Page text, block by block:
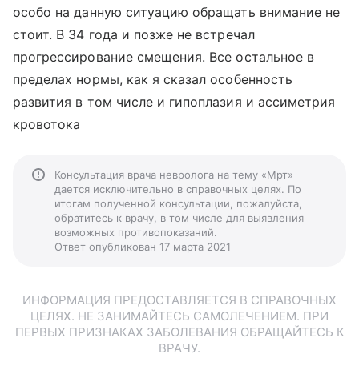
особо на данную ситуацию обращать внимание не
стоит. В 34 года и позже не встречал
прогрессирование смещения. Все остальное в
пределах нормы, как я сказал особенность
развития в том числе и гипоплазия и ассиметрия
кровотока
Консультация врача невролога на тему «Мрт»
дается исключительно в справочных целях. По
итогам полученной консультации, пожалуйста,
обратитесь к врачу, в том числе для выявления
возможных противопоказаний.
Ответ опубликован 17 марта 2021
ИНФОРМАЦИЯ ПРЕДОСТАВЛЯЕТСЯ В СПРАВОЧНЫХ
ЦЕЛЯХ. НЕ ЗАНИМАЙТЕСЬ САМОЛЕЧЕНИЕМ. ПРИ
ПЕРВЫХ ПРИЗНАКАХ ЗАБОЛЕВАНИЯ ОБРАЩАЙТЕСЬ К
ВРАЧУ.